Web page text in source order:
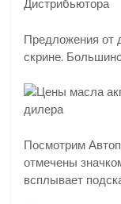
Предложения от
скрине.
Посмотрим
отмечены
всплывает